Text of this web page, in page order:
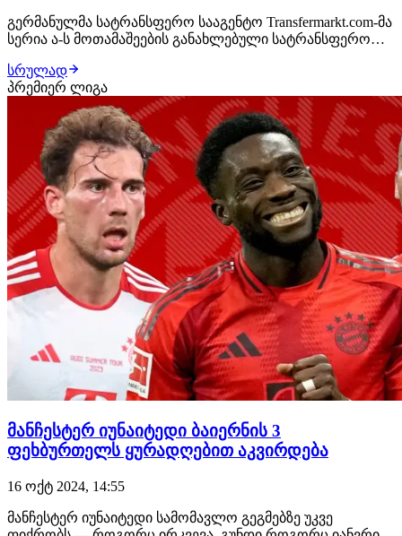
გერმანულმა სატრანსფერო სააგენტო Transfermarkt.com-მა
სერია ა-ს მოთამაშეების განახლებული სატრანსფერო
ეროვნული ნაკრებისა და ემპოლის ფეხბურთელი საბა
გოგლიჩიძეც, რომლის სატრანსფერო ფასი გაიზარდა.20
წლის მცველის სატრანსფერო ფასი Transfe…
სრულად
პრემიერ ლიგა
მანჩესტერ იუნაიტედი ბაიერნის 3
ფეხბურთელს ყურადღებით აკვირდება
16 ოქტ 2024, 14:55
მანჩესტერ იუნაიტედი სამომავლო გეგმებზე უკვე